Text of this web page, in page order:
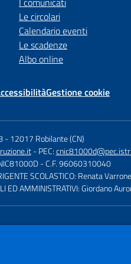
Le circolari
Calendario eventi
Le scadenze
Albo online
Gestione cookie
-12017 Robilante (CN)
- PEC:
- C.F. 96060310040
SCOLASTICO: Renata Varrone
ED AMMINISTRATIVI: Giordano